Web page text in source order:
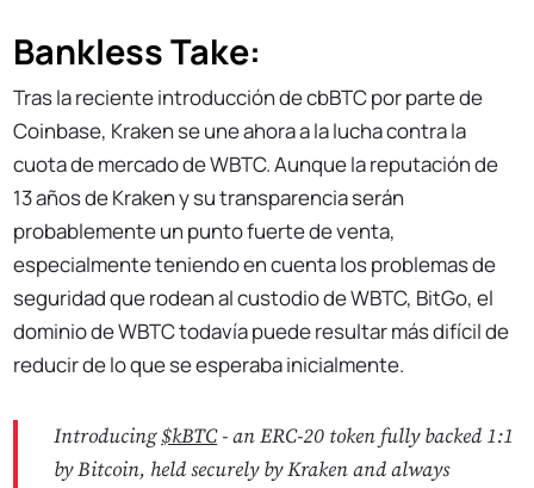
Bankless Take:
Tras la reciente introducción de cbBTC por parte de
Coinbase, Kraken se une ahora a la lucha contra la
cuota de mercado de WBTC. Aunque la reputación de
13 años de Kraken y su transparencia serán
probablemente un punto fuerte de venta,
especialmente teniendo en cuenta los problemas de
seguridad que rodean al custodio de WBTC, BitGo, el
dominio de WBTC todavía puede resultar más difícil de
reducir de lo que se esperaba inicialmente.
Introducing$kBTC- an ERC-20 token fully backed 1:1
by Bitcoin, held securely by Kraken and always